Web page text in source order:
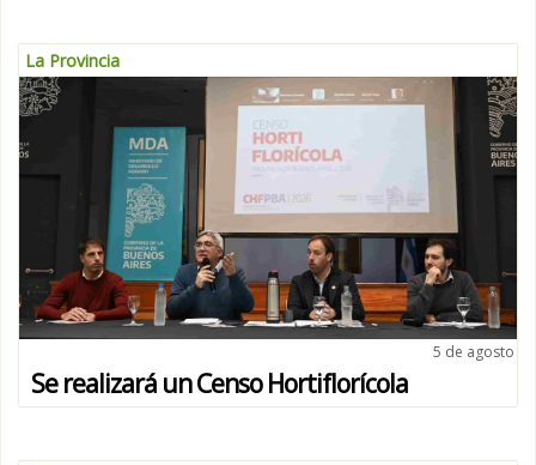
La Provincia
5 de agosto
Se realizará un Censo Hortiflorícola